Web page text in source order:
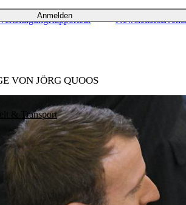
Anmelden
& Transport
Rapporteur NewslettersEvents
VON JÖRG QUOOS